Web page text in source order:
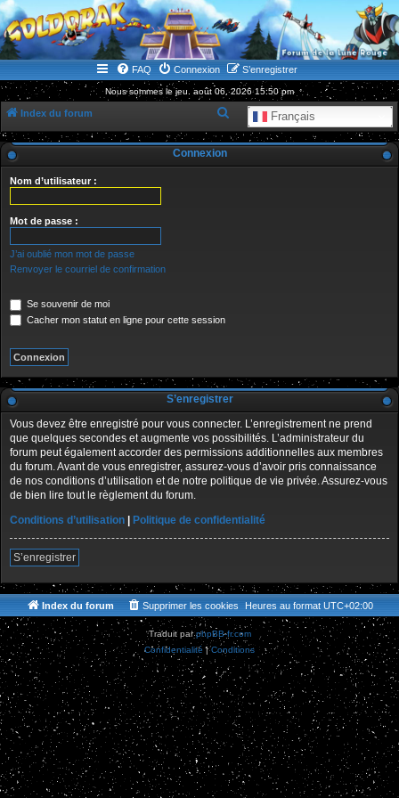
WWW.GOLDORAKGO.COM
le site de la Lune Rouge
FAQ Connexion S’enregistrer
Nous sommes le jeu. août 06, 2026 15:50 pm
Index du forum Français
e
Connexion
Nom d’utilisateur :
Mot de passe :
J’ai oublié mon mot de passe
Renvoyer le courriel de confirmation
Se souvenir de moi
Cacher mon statut en ligne pour cette session
S’enregistrer
Vous devez être enregistré pour vous connecter. L’enregistrement ne prend
que quelques secondes et augmente vos possibilités. L’administrateur du
forum peut également accorder des permissions additionnelles aux membres
du forum. Avant de vous enregistrer, assurez-vous d’avoir pris connaissance
de nos conditions d’utilisation et de notre politique de vie privée. Assurez-vous
de bien lire tout le règlement du forum.
Conditions d’utilisation
Politique de confidentialité
S’enregistrer
Index du forum Heures au format UTC+02:00
Supprimer les cookies
Traduit parphpBB-fr.com
Confidentialité |Conditions